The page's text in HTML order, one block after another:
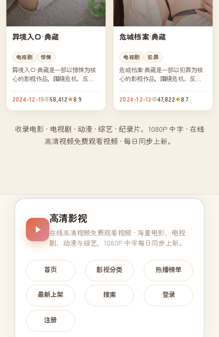
异境入口·典藏
电视剧 惊悚
异境入口·典藏是一部以惊悚为核
心的影视作品，围绕危机、反转
凑，值得推荐观看。
2024-12-15 58,412 8.9
危城档案·典藏
电视剧 犯罪
危城档案·典藏是一部以犯罪为核
心的影视作品，围绕危机、反转
凑，值得推荐观看。
2024-12-13 47,822 8.7
收录电影 · 电视剧 · 动漫 · 综艺 · 纪录片，1080P 中字 · 在线
高清视频免费观看视频 · 每日同步上新。
高清影视
在线高清视频免费观看视频 · 海量电影、电视
剧、动漫与综艺，1080P 中字每日同步上新。
首页 影视分类 热播榜单
最新上架 搜索 登录
注册